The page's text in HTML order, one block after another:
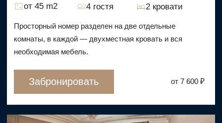
г. Москва, Певческий переулок 4с1
ПРОВОДИТЕ ВРЕМЯ
В НАШЕМ ОТЕЛЕ
И ОТЛИЧНЫЙ СЕРВИС
ОТДЕЛ ПРОДАЖ: